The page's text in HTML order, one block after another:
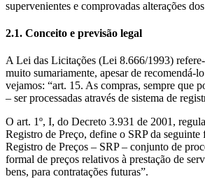
supervenientes e comprovadas alterações
2.1. Conceito e previsão legal
A Lei das Licitações (Lei 8.666/1993)
muito sumariamente, apesar de recomendá-
vejamos: “art. 15. As compras, sempre que
– ser processadas através de sistema de
O art. 1º, I, do Decreto 3.931 de 2001,
Registro de Preço, define o SRP da seguinte
Registro de Preços – SRP – conjunto de
formal de preços relativos à prestação de
bens, para contratações futuras”.